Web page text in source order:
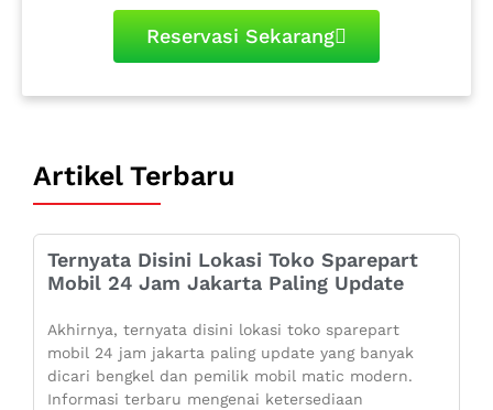
Reservasi Sekarang
Artikel Terbaru
Ternyata Disini Lokasi Toko Sparepart
Mobil 24 Jam Jakarta Paling Update
Akhirnya, ternyata disini lokasi toko sparepart
mobil 24 jam jakarta paling update yang banyak
dicari bengkel dan pemilik mobil matic modern.
Informasi terbaru mengenai ketersediaan